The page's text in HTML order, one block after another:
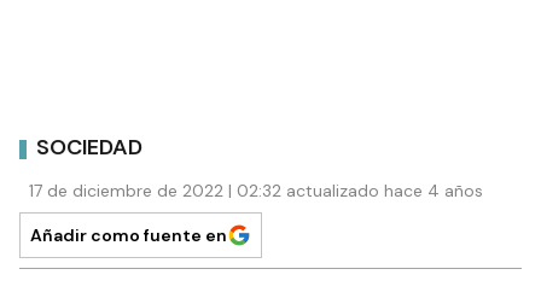
SOCIEDAD
17 de diciembre de 2022 | 02:32 actualizado hace 4 años
Añadir como fuente en